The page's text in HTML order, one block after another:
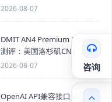
步骤
2026-08-07
DMIT AN4 Premium Pro VPS
测评：美国洛杉矶CN2 GIA三
网优化线路性能测试
2026-08-07
OpenAI API兼容接口是什
咨询